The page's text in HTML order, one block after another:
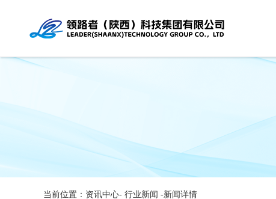
当前位置：资讯中心- 行业新闻 -新闻详情